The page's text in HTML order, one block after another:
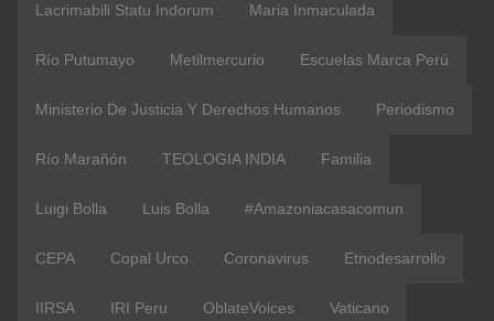
Lacrimabili Statu Indorum Maria Inmaculada
Río Putumayo Metilmercurio Escuelas Marca Perú
Ministerio De Justicia Y Derechos Humanos Periodismo
Río Marañón TEOLOGIA INDIA Familia
Luigi Bolla Luis Bolla #amazoniacasacomun
CEPA Copal Urco Coronavirus Etnodesarrollo
IIRSA IRI Peru OblateVoices Vaticano